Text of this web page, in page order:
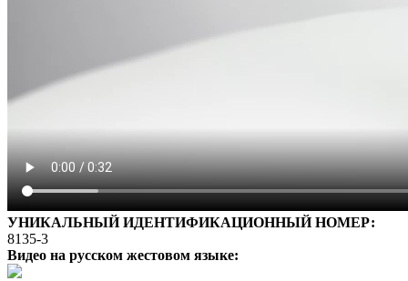
УНИКАЛЬНЫЙ ИДЕНТИФИКАЦИОННЫЙ НОМЕР:
8135-3
Видео на русском жестовом языке: